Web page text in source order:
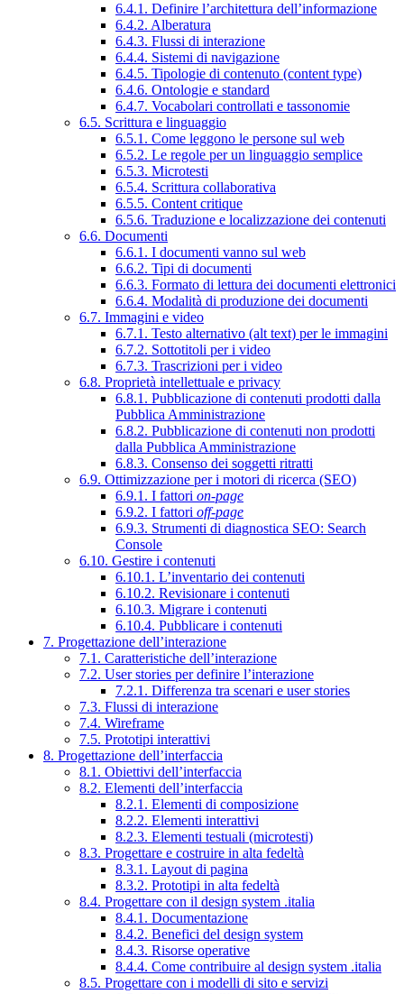
6.4.1. Definire l’architettura dell’informazione
6.4.2. Alberatura
6.4.3. Flussi di interazione
6.4.4. Sistemi di navigazione
6.4.5. Tipologie di contenuto (content type)
6.4.6. Ontologie e standard
6.4.7. Vocabolari controllati e tassonomie
6.5. Scrittura e linguaggio
6.5.1. Come leggono le persone sul web
6.5.2. Le regole per un linguaggio semplice
6.5.3. Microtesti
6.5.4. Scrittura collaborativa
6.5.5. Content critique
6.5.6. Traduzione e localizzazione dei contenuti
6.6. Documenti
6.6.1. I documenti vanno sul web
6.6.2. Tipi di documenti
6.6.3. Formato di lettura dei documenti elettronici
6.6.4. Modalità di produzione dei documenti
6.7. Immagini e video
6.7.1. Testo alternativo (alt text) per le immagini
6.7.2. Sottotitoli per i video
6.7.3. Trascrizioni per i video
6.8. Proprietà intellettuale e privacy
6.8.1. Pubblicazione di contenuti prodotti dalla
Pubblica Amministrazione
6.8.2. Pubblicazione di contenuti non prodotti
dalla Pubblica Amministrazione
6.8.3. Consenso dei soggetti ritratti
6.9. Ottimizzazione per i motori di ricerca (SEO)
6.9.1. I fattori on-page
6.9.2. I fattori off-page
6.9.3. Strumenti di diagnostica SEO: Search
Console
6.10. Gestire i contenuti
6.10.1. L’inventario dei contenuti
6.10.2. Revisionare i contenuti
6.10.3. Migrare i contenuti
6.10.4. Pubblicare i contenuti
7. Progettazione dell’interazione
7.1. Caratteristiche dell’interazione
7.2. User stories per definire l’interazione
7.2.1. Differenza tra scenari e user stories
7.3. Flussi di interazione
7.4. Wireframe
7.5. Prototipi interattivi
8. Progettazione dell’interfaccia
8.1. Obiettivi dell’interfaccia
8.2. Elementi dell’interfaccia
8.2.1. Elementi di composizione
8.2.2. Elementi interattivi
8.2.3. Elementi testuali (microtesti)
8.3. Progettare e costruire in alta fedeltà
8.3.1. Layout di pagina
8.3.2. Prototipi in alta fedeltà
8.4. Progettare con il design system .italia
8.4.1. Documentazione
8.4.2. Benefici del design system
8.4.3. Risorse operative
8.4.4. Come contribuire al design system .italia
8.5. Progettare con i modelli di sito e servizi